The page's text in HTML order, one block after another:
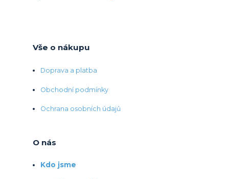
Vše o nákupu
Doprava a platba
Obchodní podmínky
Ochrana osobních údajů
O nás
Kdo jsme